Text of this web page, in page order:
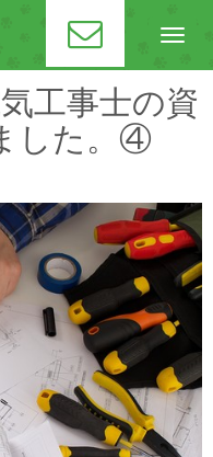
N
v
i
g
a
工事士の資
した。④